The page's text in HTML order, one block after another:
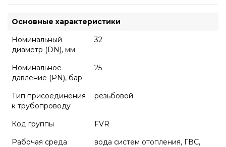
Основные характеристики
Номинальный
диаметр (DN), мм
32
Номинальное
давление (PN), бар
25
Тип присоединения
к трубопроводу
резьбовой
Код группы
FVR
Рабочая среда
вода систем отопления, ГВС,